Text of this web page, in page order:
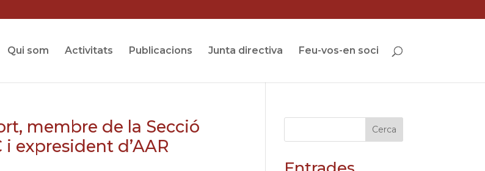
Qui som Activitats Publicacions Junta directiva Feu-vos-en soci
membre de la Secció
expresident d’AAR
Cerca